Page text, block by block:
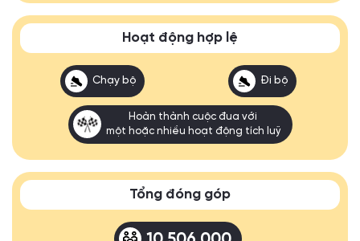
Hoạt động hợp lệ
Chạy bộ Đi bộ
Hoàn thành cuộc đua với
một hoặc nhiều hoạt động tích luỹ
Tổng đóng góp